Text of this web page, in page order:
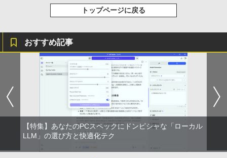
高さ4.4cm 軽量 モニター取り付け可 イ
ンテルCeleron メモリ8GB 高速SSD 256
機能 テレワーク 在宅勤務 パソコン
【最新モデル】デスクトップパソコン 一
体型 22型液晶 Core i5 高速CPU搭載 Wi
ndows11 & Office付き メモリ8GB SSD
256GB Wi-Fi対応 USB3.0 一体型PC テ
ンキー付きキーボード＆マウスプレゼン
ト付き 在宅勤務 テレワーク 家庭用 省ス
ペースPC
ライトカット VAパネル VESAフル FHD
ノングレア MAXZEN JM22CH02
￥9,480
ゲーミングモニター 21.5インチ PCモニ
ター 100Hz 5ms 1920×1080 FHD VAパ
ネル ノングレア 非光沢 チルト調整 PCモ
ニター simplus シンプラス SP-NMT21
【送料無料】【レビューでモニタークリ
ーナープレゼント】【メーカー1年保証】
￥8,999
キングダム 80 （ヤングジャンプコミッ
クス） [ 原 泰久 ]
￥770
日本史探偵コナン 全12巻セット [ 青山
剛昌 ]
￥12,936
【2026年アップグレード版】AOKIMI ワイヤ
レスイヤホン bluetooth イヤホン V12 小型
るーとゅーす コードレス ENCノイズキャン
学/WEB会議(ホワイト)
￥1,964
Xiaomi シャオミ REDMI Buds 8 Lite ワイヤ
レスイヤホン Bluetooth 5.4 ノイズキャンセ
リング ANC 36時間再生
￥3,480
On My Road (Stadium ver.)
BUGS LIFE
￥250
by Amazon 炭酸水 ラベルレス 500ml ×24本
art Basic)
￥1,625
コカ・コーラ やかんの麦茶 from 爽健美茶 ラ
ベルレス 650mlPET×24本
￥2,009
HUNTER×HUNTER モノクロ版 39 (ジャンプ
コミックスDIGITAL)
￥572
スーパーの裏でヤニ吸うふたり 9巻 (デジタル
版ビッグガンガンコミックス)
￥810
トップページに戻る
おすすめ記事
【特集】あなたのPCスペックにドンピシャな「ローカル
LLM」の選び方と快適化テク